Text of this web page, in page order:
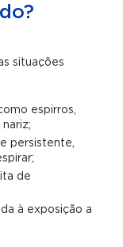
situações
espirros,
persistente,
de
à exposição a